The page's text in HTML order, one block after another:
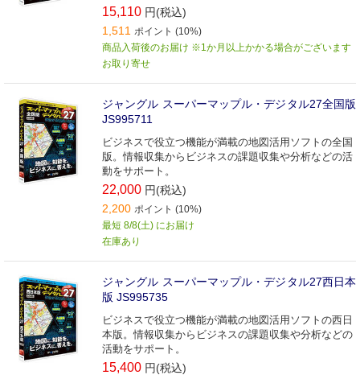
15,110 円(税込)
1,511 ポイント (10%)
商品入荷後のお届け ※1か月以上かかる場合がございます
お取り寄せ
ジャングル スーパーマップル・デジタル27全国版
JS995711
ビジネスで役立つ機能が満載の地図活用ソフトの全国
版。情報収集からビジネスの課題収集や分析などの活
動をサポート。
22,000 円(税込)
2,200 ポイント (10%)
最短 8/8(土) にお届け
在庫あり
ジャングル スーパーマップル・デジタル27西日本
版 JS995735
ビジネスで役立つ機能が満載の地図活用ソフトの西日
本版。情報収集からビジネスの課題収集や分析などの
活動をサポート。
15,400 円(税込)